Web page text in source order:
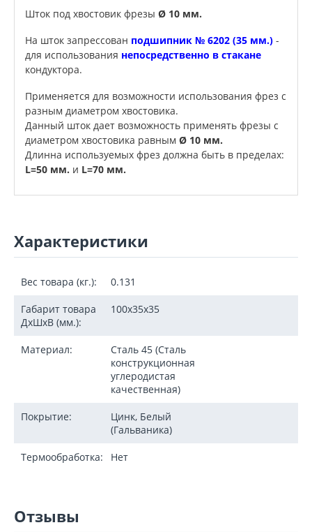
Шток под хвостовик фрезы Ø 10 мм.
На шток запрессован подшипник № 6202 (35 мм.) -
для использования непосредственно в стакане
кондуктора.
Применяется для возможности использования фрез с
разным диаметром хвостовика.
Данный шток дает возможность применять фрезы с
диаметром хвостовика равным Ø 10 мм.
Длинна используемых фрез должна быть в пределах:
L=50 мм. и L=70 мм.
Характеристики
Вес товара (кг.): 0.131
Габарит товара
ДxШxВ (мм.):
100х35х35
Материал:
Сталь 45 (Сталь
конструкционная
углеродистая
качественная)
Покрытие:
Цинк, Белый
(Гальваника)
Термообработка: Нет
Отзывы